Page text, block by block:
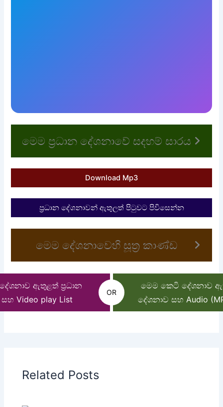
මෙම ප්‍රධාන දේශනාවේ සදහම් සාරය
Download Mp3
ප්‍රධාන දේශනාවන් ඇතුලත් පිටුවට පිවිසෙන්න
මෙම දේශනාවෙහි සූත්‍ර කාණ්ඩ
ඇතුළත් ප්‍රධාන
Video play List
OR
මෙම කෙටි දේශනාව
දේශනාව සහ Audio
Related Posts